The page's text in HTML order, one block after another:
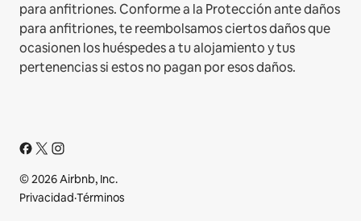
para anfitriones. Conforme a la Protección ante daños
para anfitriones, te reembolsamos ciertos daños que
ocasionen los huéspedes a tu alojamiento y tus
pertenencias si estos no pagan por esos daños.
© 2026 Airbnb, Inc.
Privacidad·Términos